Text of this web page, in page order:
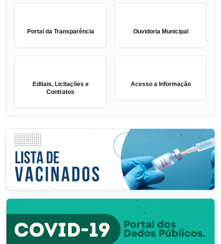
Portal da Transparência Ouvidoria Municipal
Editais, Licitações e
Contratos
Acesso a Informação